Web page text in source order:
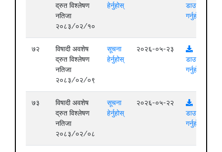
द्रुत विश्लेषण
नतिजा
२०८३/०२/१०
हेर्नुहोस्
डाउनलोड
गर्नुहोस्
७२
विषादी अवशेष
द्रुत विश्लेषण
नतिजा
२०८३/०२/०९
सूचना
हेर्नुहोस्
२०२६-०५-२३
डाउनलोड
गर्नुहोस्
७३
विषादी अवशेष
द्रुत विश्लेषण
नतिजा
२०८३/०२/०८
सूचना
हेर्नुहोस्
२०२६-०५-२२
डाउनलोड
गर्नुहोस्